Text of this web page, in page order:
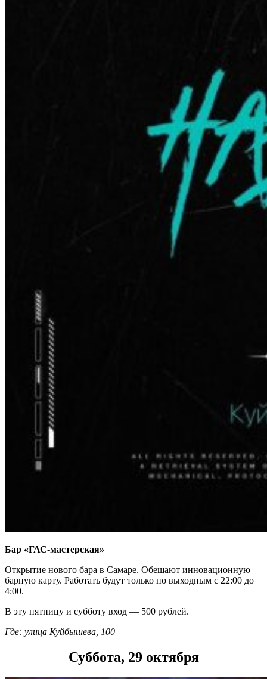
Бар «ГАС-мастерская»
Открытие нового бара в Самаре. Обещают инновационную
барную карту. Работать будут только по выходным с 22:00 до
4:00.
В эту пятницу и субботу вход — 500 рублей.
Где: улица Куйбышева, 100
Суббота, 29 октября